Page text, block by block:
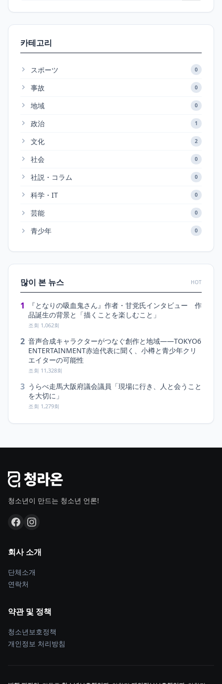
카테고리
スポーツ 0
事故 0
地域 0
政治 1
文化 2
社会 0
社説・コラム 0
科学・IT 0
芸能 0
青少年 0
많이 본 뉴스 HOT
1
『となりの吸血鬼さん』作者・甘党氏インタビュー 作
品誕生の背景と「描くことを楽しむこと」
조회 1,062회
2 音声合成キャラクターがつなぐ創作と地域――TOKYO6
ENTERTAINMENT赤迫代表に聞く、小樽と青少年クリ
エイターの可能性
조회 11,328회
3 うらべ走馬大阪府議会議員「現場に行き、人と会うこと
を大切に」
조회 1,279회
청소년이 만드는 청소년 언론!
회사 소개
단체소개
연락처
약관 및 정책
청소년보호정책
개인정보 처리방침